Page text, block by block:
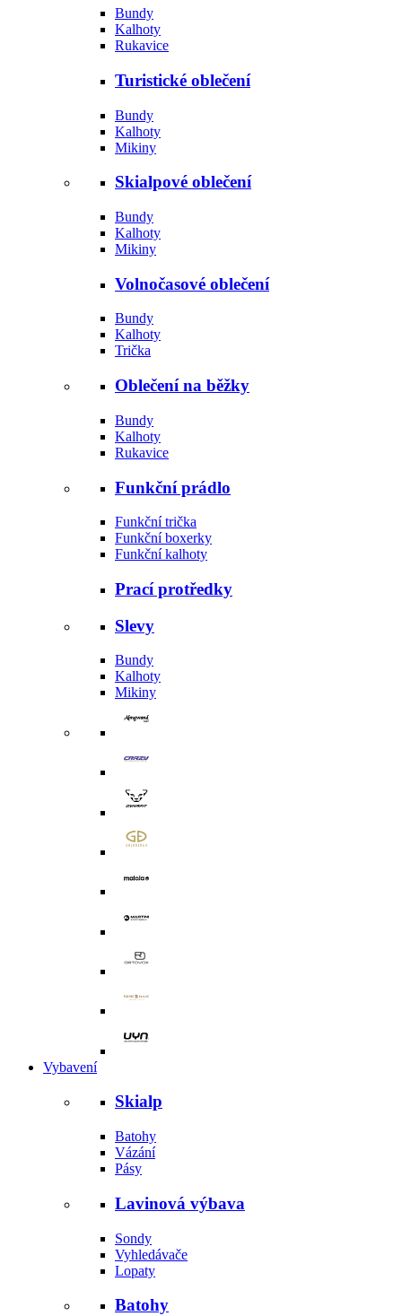
Bundy
Kalhoty
Rukavice
Turistické oblečení
Bundy
Kalhoty
Mikiny
Skialpové oblečení
Bundy
Kalhoty
Mikiny
Volnočasové oblečení
Bundy
Kalhoty
Trička
Oblečení na běžky
Bundy
Kalhoty
Rukavice
Funkční prádlo
Funkční trička
Funkční boxerky
Funkční kalhoty
Prací protředky
Slevy
Bundy
Kalhoty
Mikiny
Vybavení
Skialp
Batohy
Vázání
Pásy
Lavinová výbava
Sondy
Vyhledávače
Lopaty
Batohy